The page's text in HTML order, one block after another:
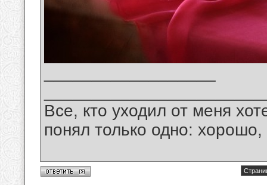
Все, кто уходил от меня
понял только одно: